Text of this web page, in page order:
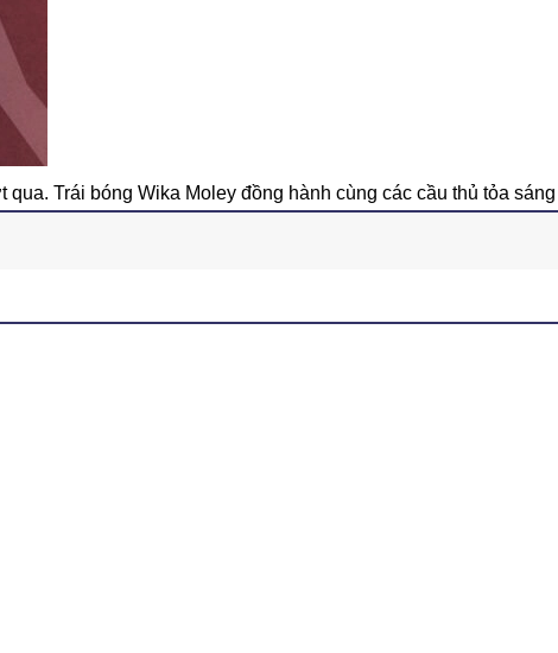
Trái bóng Wika Moley đồng hành cùng các cầu thủ tỏa